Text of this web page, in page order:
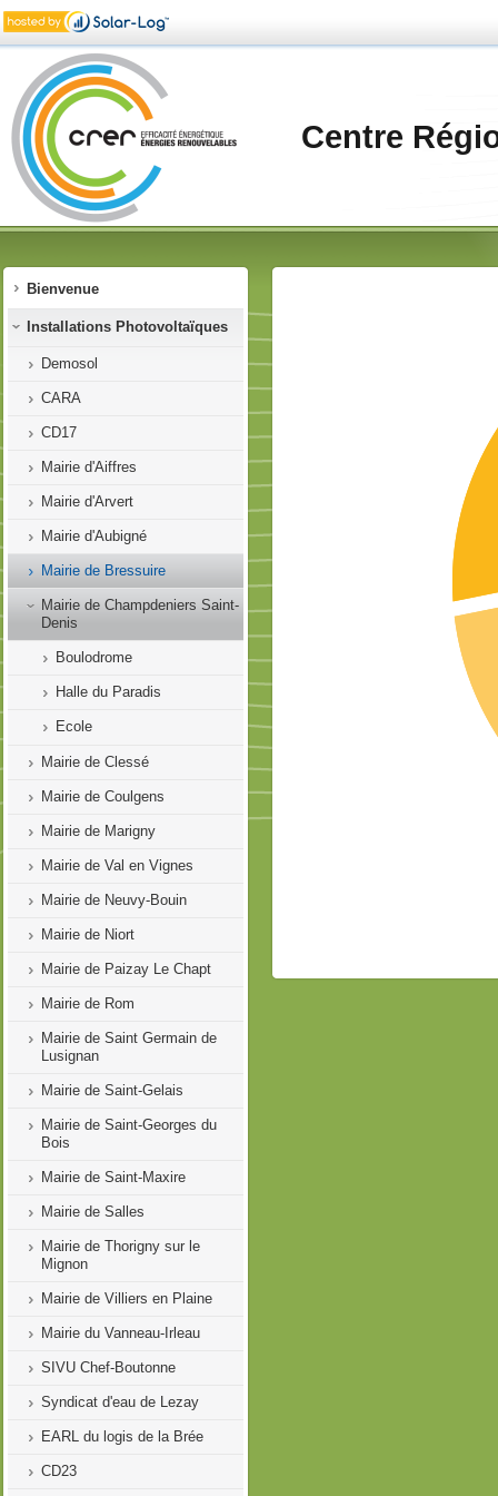
Centre
Bienvenue
Installations Photovoltaïques
Demosol
CARA
CD17
Mairie d'Aiffres
Mairie d'Arvert
Mairie d'Aubigné
Mairie de Bressuire
Mairie de Champdeniers Saint-
Denis
Boulodrome
Halle du Paradis
Ecole
Mairie de Clessé
Mairie de Coulgens
Mairie de Marigny
Mairie de Val en Vignes
Mairie de Neuvy-Bouin
Mairie de Niort
Mairie de Paizay Le Chapt
Mairie de Rom
Mairie de Saint Germain de
Lusignan
Mairie de Saint-Gelais
Mairie de Saint-Georges du
Bois
Mairie de Saint-Maxire
Mairie de Salles
Mairie de Thorigny sur le
Mignon
Mairie de Villiers en Plaine
Mairie du Vanneau-Irleau
SIVU Chef-Boutonne
Syndicat d'eau de Lezay
EARL du logis de la Brée
CD23